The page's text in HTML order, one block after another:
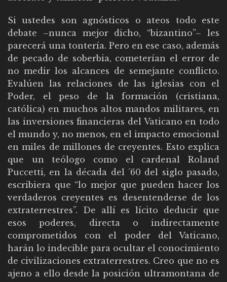
Si ustedes son agnósticos o ateos todo este
debate –nunca mejor dicho, “bizantino”– les
parecerá una tontería. Pero en ese caso, además
de pecado de soberbia, cometerían el error de
no medir los alcances de semejante conflicto.
Evalúen las relaciones de las iglesias con el
Poder, el peso de la formación (cristiana,
católica) en muchos altos mandos militares, en
las inversiones financieras del Vaticano en todo
el mundo y, no menos, en el impacto emocional
en miles de millones de creyentes. Esto explica
que un teólogo como el cardenal Roland
Puccetti, en la década del ´60 del siglo pasado,
escribiera que “lo mejor que pueden hacer los
verdaderos creyentes es desentenderse de los
extraterrestres”. De allí es lícito deducir que
esos poderes, directa o indirectamente
comprometidos con el poder del Vaticano,
harán lo indecible para ocultar el conocimiento
de civilizaciones extraterrestres. Creo que no es
ajeno a ello desde la posición ultramontana de